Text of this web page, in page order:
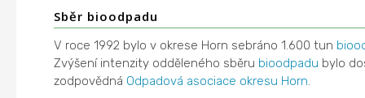
Sběr bioodpadu
V roce 1992 bylo v okrese Horn sebráno 1.600 tun
Zvýšení intenzity odděleného sběru bioodpadu bylo
zodpovědná Odpadová asociace okresu Horn.